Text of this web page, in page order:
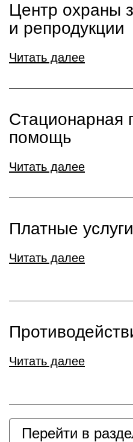
Центр охраны
и репродукции
Читать далее
Стационарная
помощь
Читать далее
Платные услуги
Читать далее
Читать далее
Перейти в